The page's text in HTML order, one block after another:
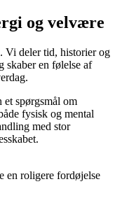
og velvære
Vi deler tid, historier og
skaber en følelse af
spørgsmål om
fysisk og mental
med stor
en roligere fordøjelse